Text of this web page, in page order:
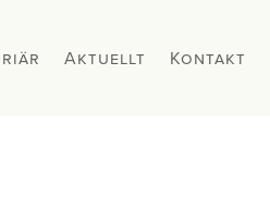
Aktuellt Kontakt
Aktuellt Kontakt